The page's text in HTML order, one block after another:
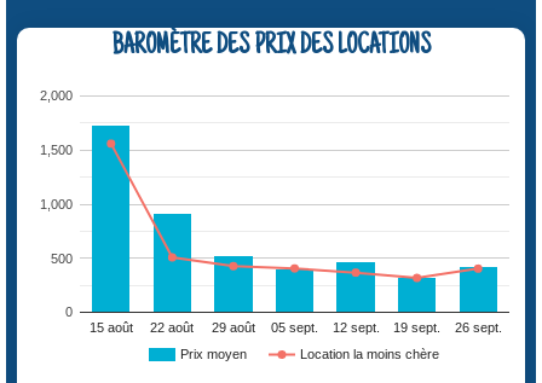
BAROMÈTRE DES PRIX DES LOCATIONS
Prix moyen Location la moins chère
15 août 22 août 29 août 05 sept. 12 sept. 19 sept. 26 sept.
0
500
1,000
1,500
2,000